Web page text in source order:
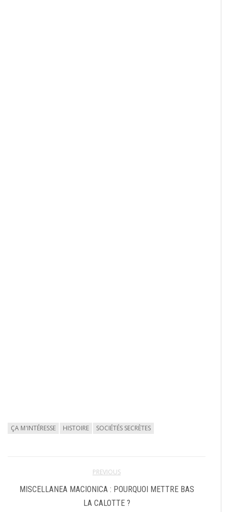
ÇA M'INTÉRESSE HISTOIRE SOCIÉTÉS SECRÈTES
PREVIOUS
MISCELLANEA MACIONICA : POURQUOI METTRE BAS
LA CALOTTE ?